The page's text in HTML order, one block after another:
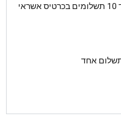
אחד